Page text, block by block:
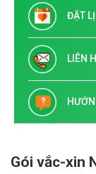
ĐẶT
LIÊN
Gói vắc-xin